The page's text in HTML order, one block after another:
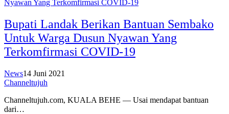
Bupati Landak Berikan Bantuan Sembako
Untuk Warga Dusun Nyawan Yang
Terkomfirmasi COVID-19
News14 Juni 2021
Channeltujuh
Channeltujuh.com, KUALA BEHE — Usai mendapat bantuan
dari…